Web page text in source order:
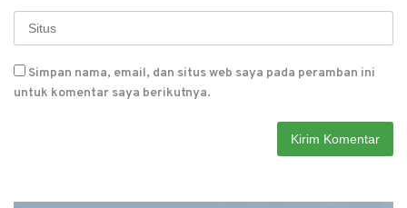
Simpan nama, email, dan situs web saya pada peramban ini
untuk komentar saya berikutnya.